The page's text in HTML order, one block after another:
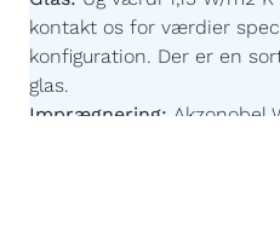
kontakt os for værdier
konfiguration. Der er en
glas.
Imprægnering: Akzonobel